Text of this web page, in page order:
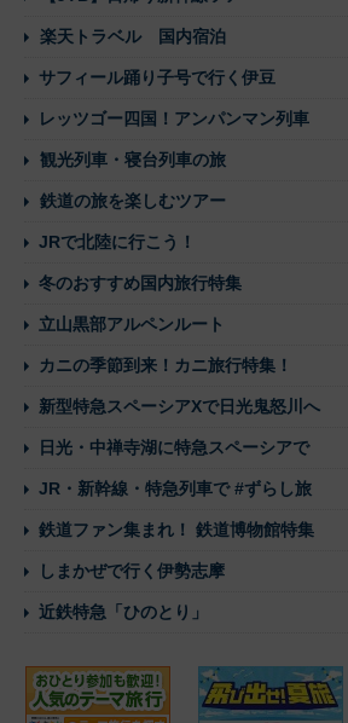
楽天トラベル 国内宿泊
サフィール踊り子号で行く伊豆
レッツゴー四国！アンパンマン列車
観光列車・寝台列車の旅
鉄道の旅を楽しむツアー
JRで北陸に行こう！
冬のおすすめ国内旅行特集
立山黒部アルペンルート
カニの季節到来！カニ旅行特集！
新型特急スペーシアXで日光鬼怒川へ
日光・中禅寺湖に特急スペーシアで
JR・新幹線・特急列車で #ずらし旅
鉄道ファン集まれ！ 鉄道博物館特集
しまかぜで行く伊勢志摩
近鉄特急「ひのとり」